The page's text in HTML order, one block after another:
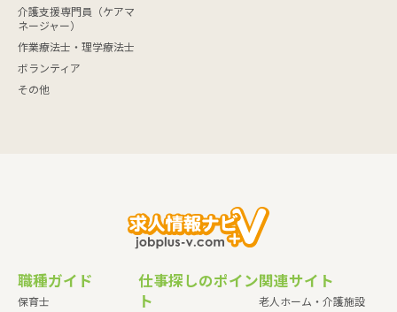
介護支援専門員（ケアマ
ネージャー）
作業療法士・理学療法士
ボランティア
その他
職種ガイド
保育士
仕事探しのポイン
ト
関連サイト
老人ホーム・介護施設